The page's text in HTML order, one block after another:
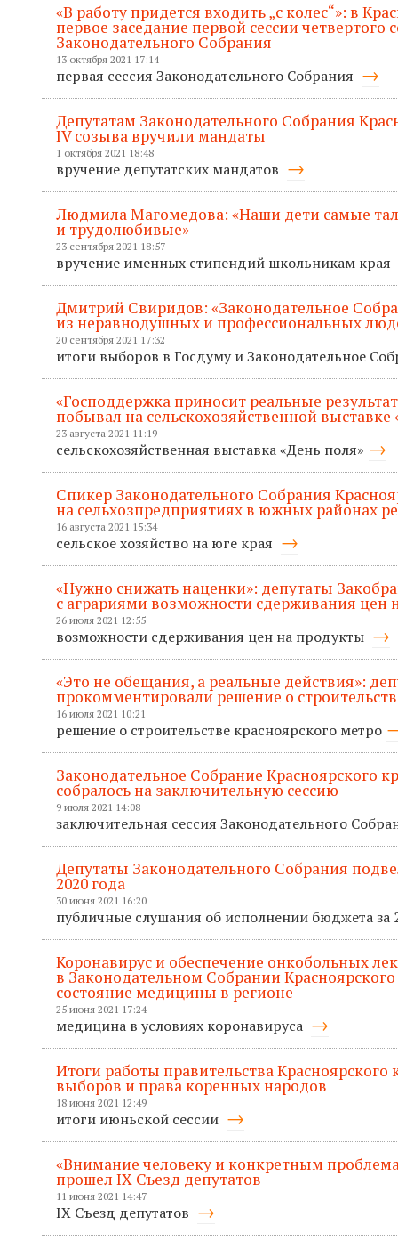
«В работу придется входить „с колес“»: в
первое заседание первой сессии четвертого
Законодательного Собрания
13 октября 2021 17:14
первая сессия Законодательного Собрания
Депутатам Законодательного Собрания
IV созыва вручили мандаты
1 октября 2021 18:48
вручение депутатских мандатов
Людмила Магомедова: «Наши дети самые
и трудолюбивые»
23 сентября 2021 18:57
вручение именных стипендий школьникам края
Дмитрий Свиридов: «Законодательное
из неравнодушных и профессиональных
20 сентября 2021 17:32
итоги выборов в Госдуму и Законодательное
«Господдержка приносит реальные
побывал на сельскохозяйственной выставке
23 августа 2021 11:19
сельскохозяйственная выставка «День поля»
Спикер Законодательного Собрания
на сельхозпредприятиях в южных районах
16 августа 2021 15:34
сельское хозяйство на юге края
«Нужно снижать наценки»: депутаты
с аграриями возможности сдерживания цен
26 июля 2021 12:55
возможности сдерживания цен на продукты
«Это не обещания, а реальные действия»:
прокомментировали решение о
16 июля 2021 10:21
решение о строительстве красноярского метро
Законодательное Собрание Красноярского
собралось на заключительную сессию
9 июля 2021 14:08
заключительная сессия Законодательного
Депутаты Законодательного Собрания
2020 года
30 июня 2021 16:20
публичные слушания об исполнении бюджета за
Коронавирус и обеспечение онкобольных
в Законодательном Собрании
состояние медицины в регионе
25 июня 2021 17:24
медицина в условиях коронавируса
Итоги работы правительства Красноярского
выборов и права коренных народов
18 июня 2021 12:49
итоги июньской сессии
«Внимание человеку и конкретным
прошел IX Съезд депутатов
11 июня 2021 14:47
IX Съезд депутатов